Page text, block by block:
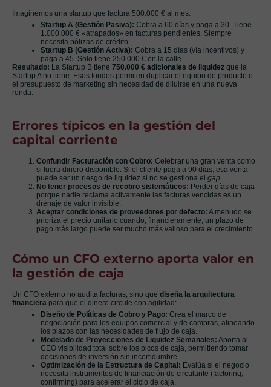
Imaginemos una startup que factura 500.000 € al mes:
Startup A (Gestión Pasiva): Cobra a 60 días y paga a 30. Tiene
1.000.000 € «atrapados» en facturas pendientes. Siempre
necesita pólizas de crédito.
Startup B (Gestión Activa): Cobra a 15 días (vía incentivos) y
paga a 45. Solo tiene 250.000 € en la calle.
Resultado: La Startup B tiene 750.000 € adicionales de liquidez que la
Startup A no tiene. Esos fondos permiten duplicar el equipo de producto o
el presupuesto de marketing sin necesidad de diluirse en una nueva
ronda.
Errores típicos en la gestión del
capital corriente
Confundir Facturación con Cobro: Celebrar una gran venta como
si fuera dinero disponible. Si el cliente paga a 90 días, esa venta
puede ser un riesgo de liquidez si no se gestiona el gap
No tener procesos de recobro sistemáticos: Perder días de caja
porque nadie reclama activamente las facturas vencidas es un
drenaje de valor invisible.
Aceptar condiciones de proveedores por defecto: A menudo se
prioriza el precio unitario cuando, financieramente, un plazo de
pago más largo puede ser mucho más valioso para el crecimiento.
Cómo un CFO externo aporta valor en
la gestión de caja
Un CFO externo no audita facturas, sino que diseña la arquitectura
financiera para que el dinero circule con agilidad:
Diseño de Políticas de Cobro y Pago: Crea el marco de
negociación para los equipos comercial y de compras, alineando
los plazos con las necesidades de flujo de caja.
Modelado de Proyecciones de Liquidez Semanales: Aporta al
CEO visibilidad total sobre los picos de caja, permitiendo tomar
decisiones de inversión sin incertidumbre.
Optimización de la Estructura de Capital: Evalúa si el negocio
necesita instrumentos de financiación de circulante (factoring,
confirming) para acelerar el ciclo de caja.